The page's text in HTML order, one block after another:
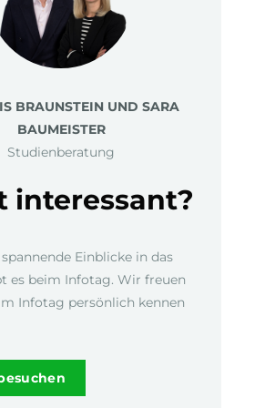
BRAUNSTEIN UND SARA
BAUMEISTER
Studienberatung
interessant?
Einblicke in das
es beim Infotag. Wir freuen
Infotag persönlich kennen